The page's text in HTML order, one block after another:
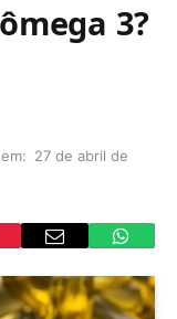
3?
27 de abril de